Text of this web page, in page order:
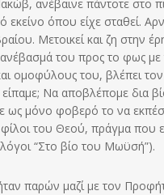
ανέβαινε πάντοτε στο
όπου είχε σταθεί.
Μετοικεί και ζη στην
του προς το φως
ομοφύλους του, βλέπει
Να αποβλέπομε δια
μόνο φοβερό το να
φίλοι του Θεού, πράγμα
“Στο βίο του Μωϋσή”).
παρών μαζί με τον